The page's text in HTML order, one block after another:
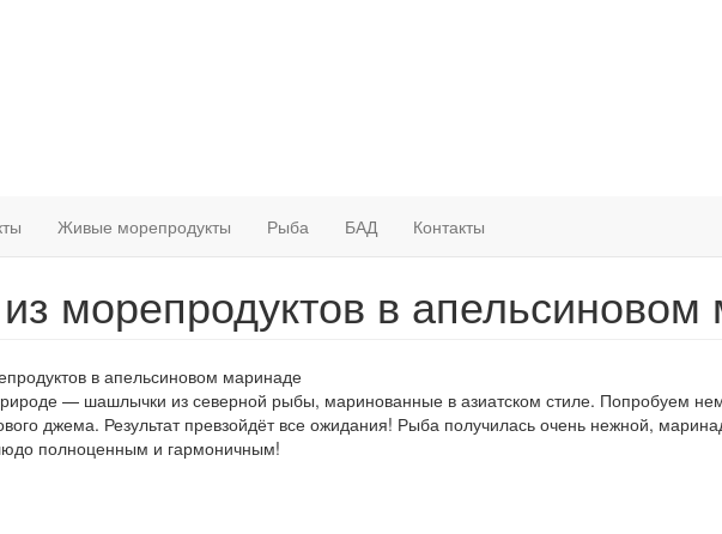
Живые морепродукты Рыба БАД Контакты
морепродуктов в апельсиновом
— шашлычки из северной рыбы, маринованные в азиатском стиле. Попробуем
джема. Результат превзойдёт все ожидания! Рыба получилась очень нежной,
полноценным и гармоничным!